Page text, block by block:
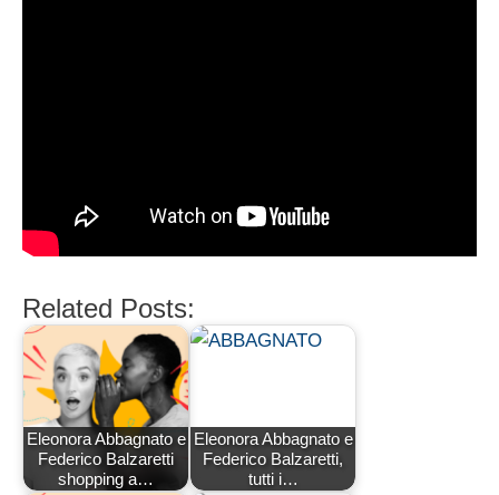
Related Posts:
Eleonora Abbagnato e
Federico Balzaretti
shopping a…
Eleonora Abbagnato e
Federico Balzaretti,
tutti i…